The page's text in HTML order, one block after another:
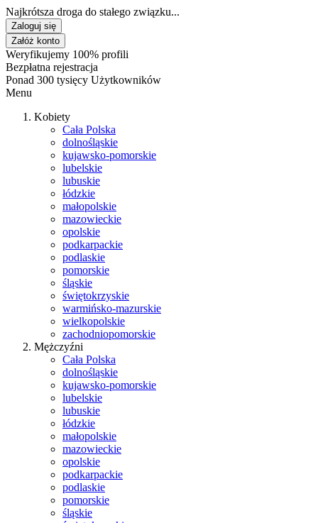
Najkrótsza droga do stałego związku...
Zaloguj się
Załóż konto
Weryfikujemy 100% profili
Bezpłatna rejestracja
Ponad 300 tysięcy Użytkowników
Menu
Kobiety
Cała Polska
dolnośląskie
kujawsko-pomorskie
lubelskie
lubuskie
łódzkie
małopolskie
mazowieckie
opolskie
podkarpackie
podlaskie
pomorskie
śląskie
świętokrzyskie
warmińsko-mazurskie
wielkopolskie
zachodniopomorskie
Mężczyźni
Cała Polska
dolnośląskie
kujawsko-pomorskie
lubelskie
lubuskie
łódzkie
małopolskie
mazowieckie
opolskie
podkarpackie
podlaskie
pomorskie
śląskie